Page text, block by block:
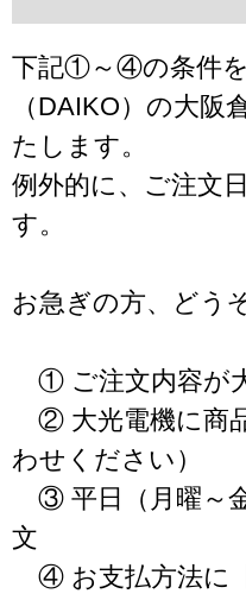
下記①～④の条件を
（DAIKO）の大
たします。
例外的に、ご注文
す。
お急ぎの方、どう
① ご注文内容が
② 大光電機に商
わせください）
③ 平日（月曜～
文
④ お支払方法に